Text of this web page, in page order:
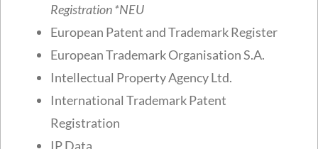
Registration*NEU
European Patent and Trademark Register
European Trademark Organisation S.A.
Intellectual Property Agency Ltd.
International Trademark Patent
Registration
IP Data